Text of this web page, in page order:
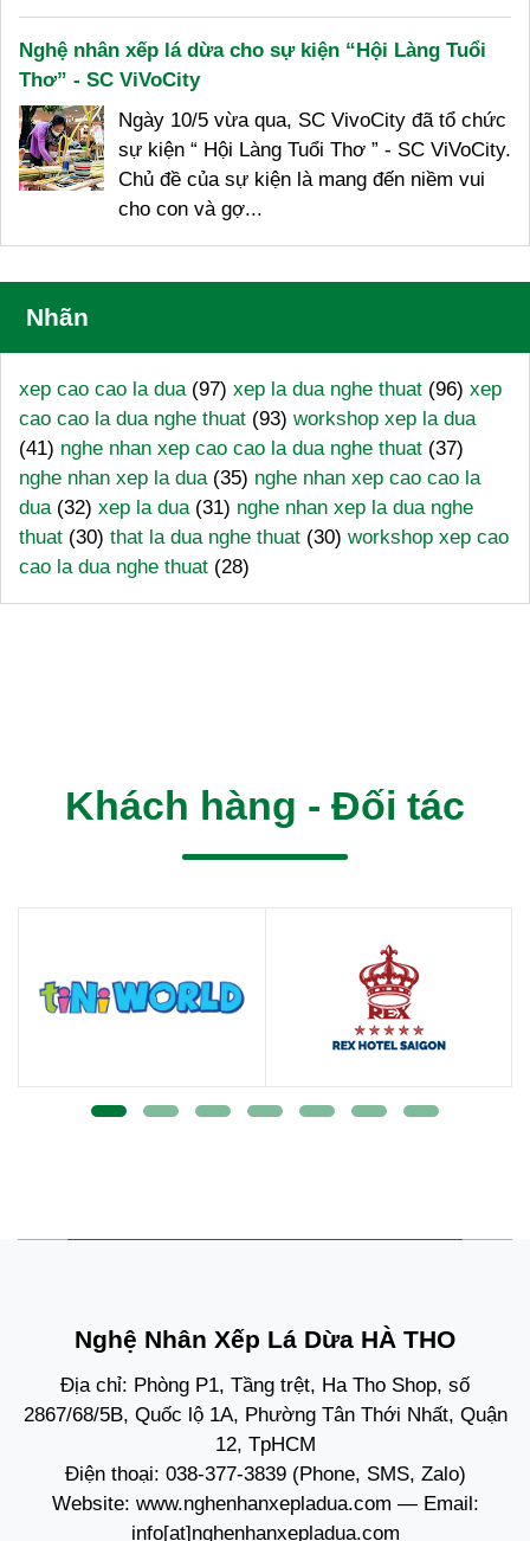
Nghệ nhân xếp lá dừa cho sự kiện “Hội Làng Tuổi
Thơ” - SC ViVoCity
Ngày 10/5 vừa qua, SC VivoCity đã tổ chức
sự kiện “ Hội Làng Tuổi Thơ ” - SC ViVoCity.
Chủ đề của sự kiện là mang đến niềm vui
cho con và gợ...
Nhãn
xep cao cao la dua (97) xep la dua nghe thuat (96) xep
cao cao la dua nghe thuat (93) workshop xep la dua
(41) nghe nhan xep cao cao la dua nghe thuat (37)
nghe nhan xep la dua (35) nghe nhan xep cao cao la
dua (32) xep la dua (31) nghe nhan xep la dua nghe
thuat (30) that la dua nghe thuat (30) workshop xep cao
cao la dua nghe thuat (28)
Khách hàng - Đối tác
Nghệ Nhân Xếp Lá Dừa HÀ THO
Địa chỉ: Phòng P1, Tầng trệt, Ha Tho Shop, số
2867/68/5B, Quốc lộ 1A, Phường Tân Thới Nhất, Quận
12, TpHCM
Điện thoại: 038-377-3839(Phone, SMS, Zalo)
Website: www.nghenhanxepladua.com — Email:
info[at]nghenhanxepladua.com